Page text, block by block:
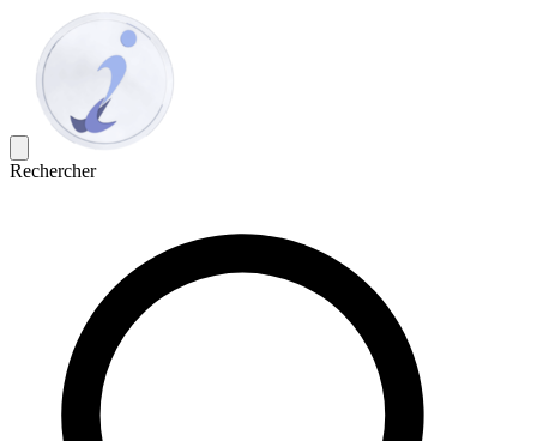
Rechercher